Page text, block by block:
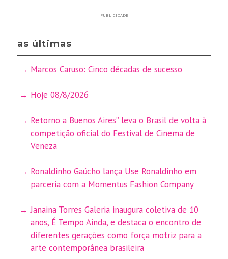
PUBLICIDADE
as últimas
Marcos Caruso: Cinco décadas de sucesso
Hoje 08/8/2026
Retorno a Buenos Aires” leva o Brasil de volta à
competição oficial do Festival de Cinema de
Veneza
Ronaldinho Gaúcho lança Use Ronaldinho em
parceria com a Momentus Fashion Company
Janaina Torres Galeria inaugura coletiva de 10
anos, É Tempo Ainda, e destaca o encontro de
diferentes gerações como força motriz para a
arte contemporânea brasileira